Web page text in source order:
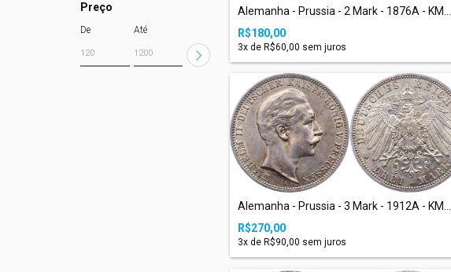
Preço
De Até
Alemanha - Prussia - 2 Mark - 1876A - KM...
R$180,00
3x de R$60,00 sem juros
Alemanha - Prussia - 3 Mark - 1912A - KM...
R$270,00
3x de R$90,00 sem juros